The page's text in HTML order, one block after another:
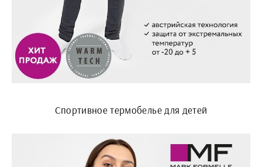
Спортивное термобелье для детей